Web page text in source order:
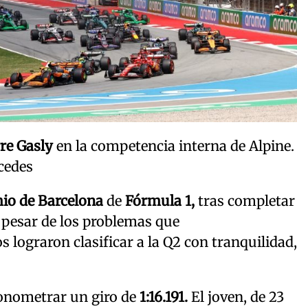
Gaslyen la competencia interna de Alpine.
de Barcelonade Fórmula 1, tras completar
de los problemas que
lograron clasificar a la Q2 con tranquilidad,
un giro de 1:16.191. El joven, de 23